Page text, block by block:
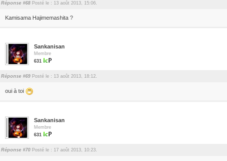
Réponse #68 Posté le : 13 août 2013, 15:06.
Kamisama Hajimemashita ?
Sankanisan
Membre
631
Réponse #69 Posté le : 13 août 2013, 18:12.
oui à toi
Sankanisan
Membre
631
Réponse #70 Posté le : 17 août 2013, 10:23.